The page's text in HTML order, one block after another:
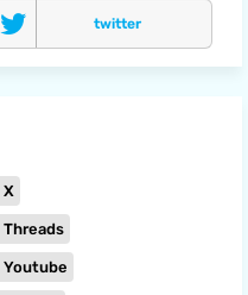
twitter
X
Threads
Youtube